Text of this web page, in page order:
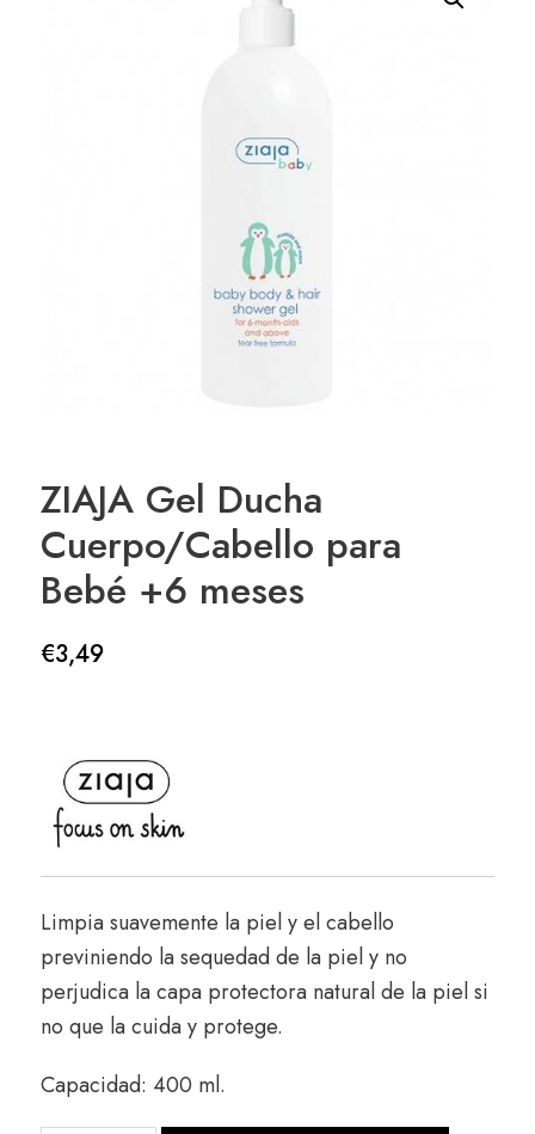
ZIAJA Gel Ducha
Cuerpo/Cabello para
Bebé +6 meses
€3,49
Limpia suavemente la piel y el cabello
previniendo la sequedad de la piel y no
perjudica la capa protectora natural de la piel si
no que la cuida y protege.
Capacidad: 400 ml.